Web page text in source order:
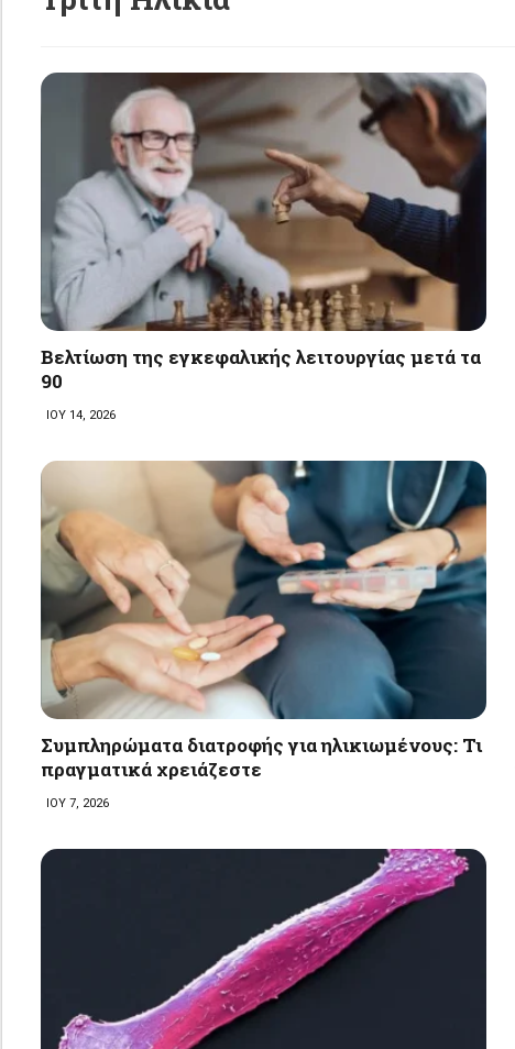
Βελτίωση της εγκεφαλικής λειτουργίας μετά τα
90
ΙΟΥ 14, 2026
Συμπληρώματα διατροφής για ηλικιωμένους: Τι
πραγματικά χρειάζεστε
ΙΟΥ 7, 2026